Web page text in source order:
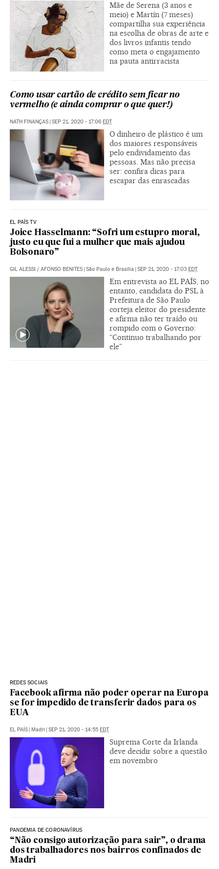
Mãe de Serena (3 anos e
meio) e Martín (7 meses)
compartilha sua experiência
na escolha de obras de arte e
dos livros infantis tendo
como meta o engajamento
na pauta antirracista
Como usar cartão de crédito sem ficar no
vermelho (e ainda comprar o que quer!)
NATH FINANÇAS SEP 21, 2020 - 17:06 EDT
O dinheiro de plástico é um
dos maiores responsáveis
pelo endividamento das
pessoas. Mas não precisa
ser: confira dicas para
escapar das enrascadas
EL PAÍS TV
Joice Hasselmann: “Sofri um estupro moral,
justo eu que fui a mulher que mais ajudou
Bolsonaro”
GIL ALESSI / AFONSO BENITES | São Paulo e Brasília | SEP 21, 2020 - 17:03 EDT
Em entrevista ao EL PAÍS, no
entanto, candidata do PSL à
Prefeitura de São Paulo
corteja eleitor do presidente
e afirma não ter traído ou
rompido com o Governo:
“Continuo trabalhando por
ele”
REDES SOCIAIS
Facebook afirma não poder operar na Europa
se for impedido de transferir dados para os
EUA
EL PAÍS | Madri | SEP 21, 2020 - 14:55 EDT
Suprema Corte da Irlanda
deve decidir sobre a questão
em novembro
PANDEMIA DE CORONAVÍRUS
“Não consigo autorização para sair”, o drama
dos trabalhadores nos bairros confinados de
Madri